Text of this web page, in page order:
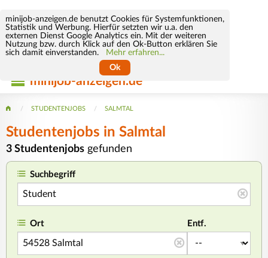
minijob-anzeigen.de benutzt Cookies für Systemfunktionen,
Statistik und Werbung. Hierfür setzten wir u.a. den
externen Dienst Google Analytics ein. Mit der weiteren
Nutzung bzw. durch Klick auf den Ok-Button erklären Sie
sich damit einverstanden.
Mehr erfahren...
Ok
minijob-anzeigen.de
STUDENTENJOBS SALMTAL
Studentenjobs in Salmtal
3 Studentenjobs gefunden
Suchbegriff
Ort Entf.